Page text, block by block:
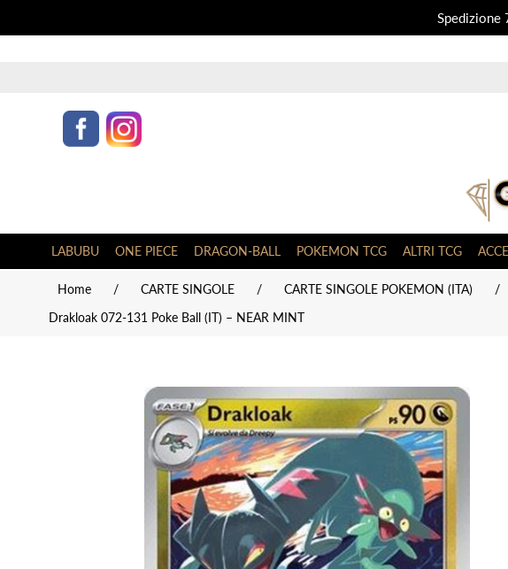
Spedizione
LABUBU ONE PIECE DRAGON-BALL POKEMON TCG ALTRI TCG
Home / CARTE SINGOLE / CARTE SINGOLE POKEMON (ITA) /
Drakloak 072-131 Poke Ball (IT) – NEAR MINT